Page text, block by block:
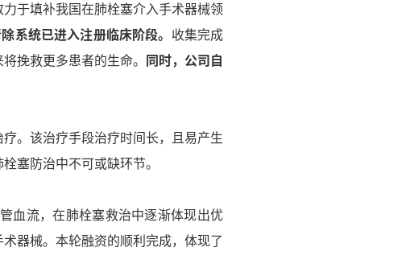
于填补我国在肺栓塞介入手术器械领
系统已进入注册临床阶段。 收集完成
挽救更多患者的生命。
同时，公司自
。该治疗手段治疗时间长，且易产生
塞防治中不可或缺环节。
血流，在肺栓塞救治中逐渐体现出优
器械。本轮融资的顺利完成，体现了